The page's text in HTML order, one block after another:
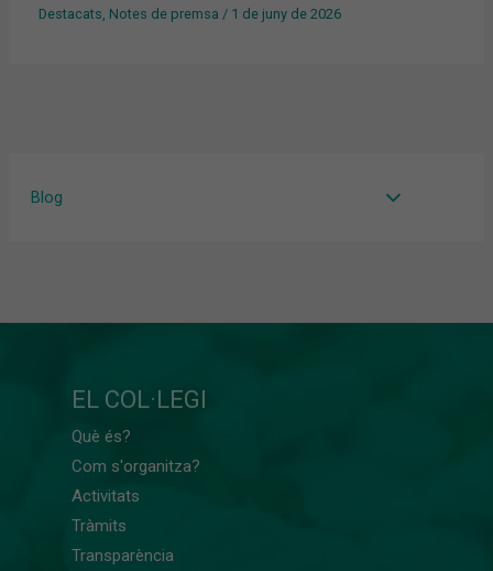
Blog
Destacats, Notes de premsa / 1 de juny de 2026
EL COL·LEGI
Què és?
Com s'organitza?
Activitats
Tràmits
Transparència